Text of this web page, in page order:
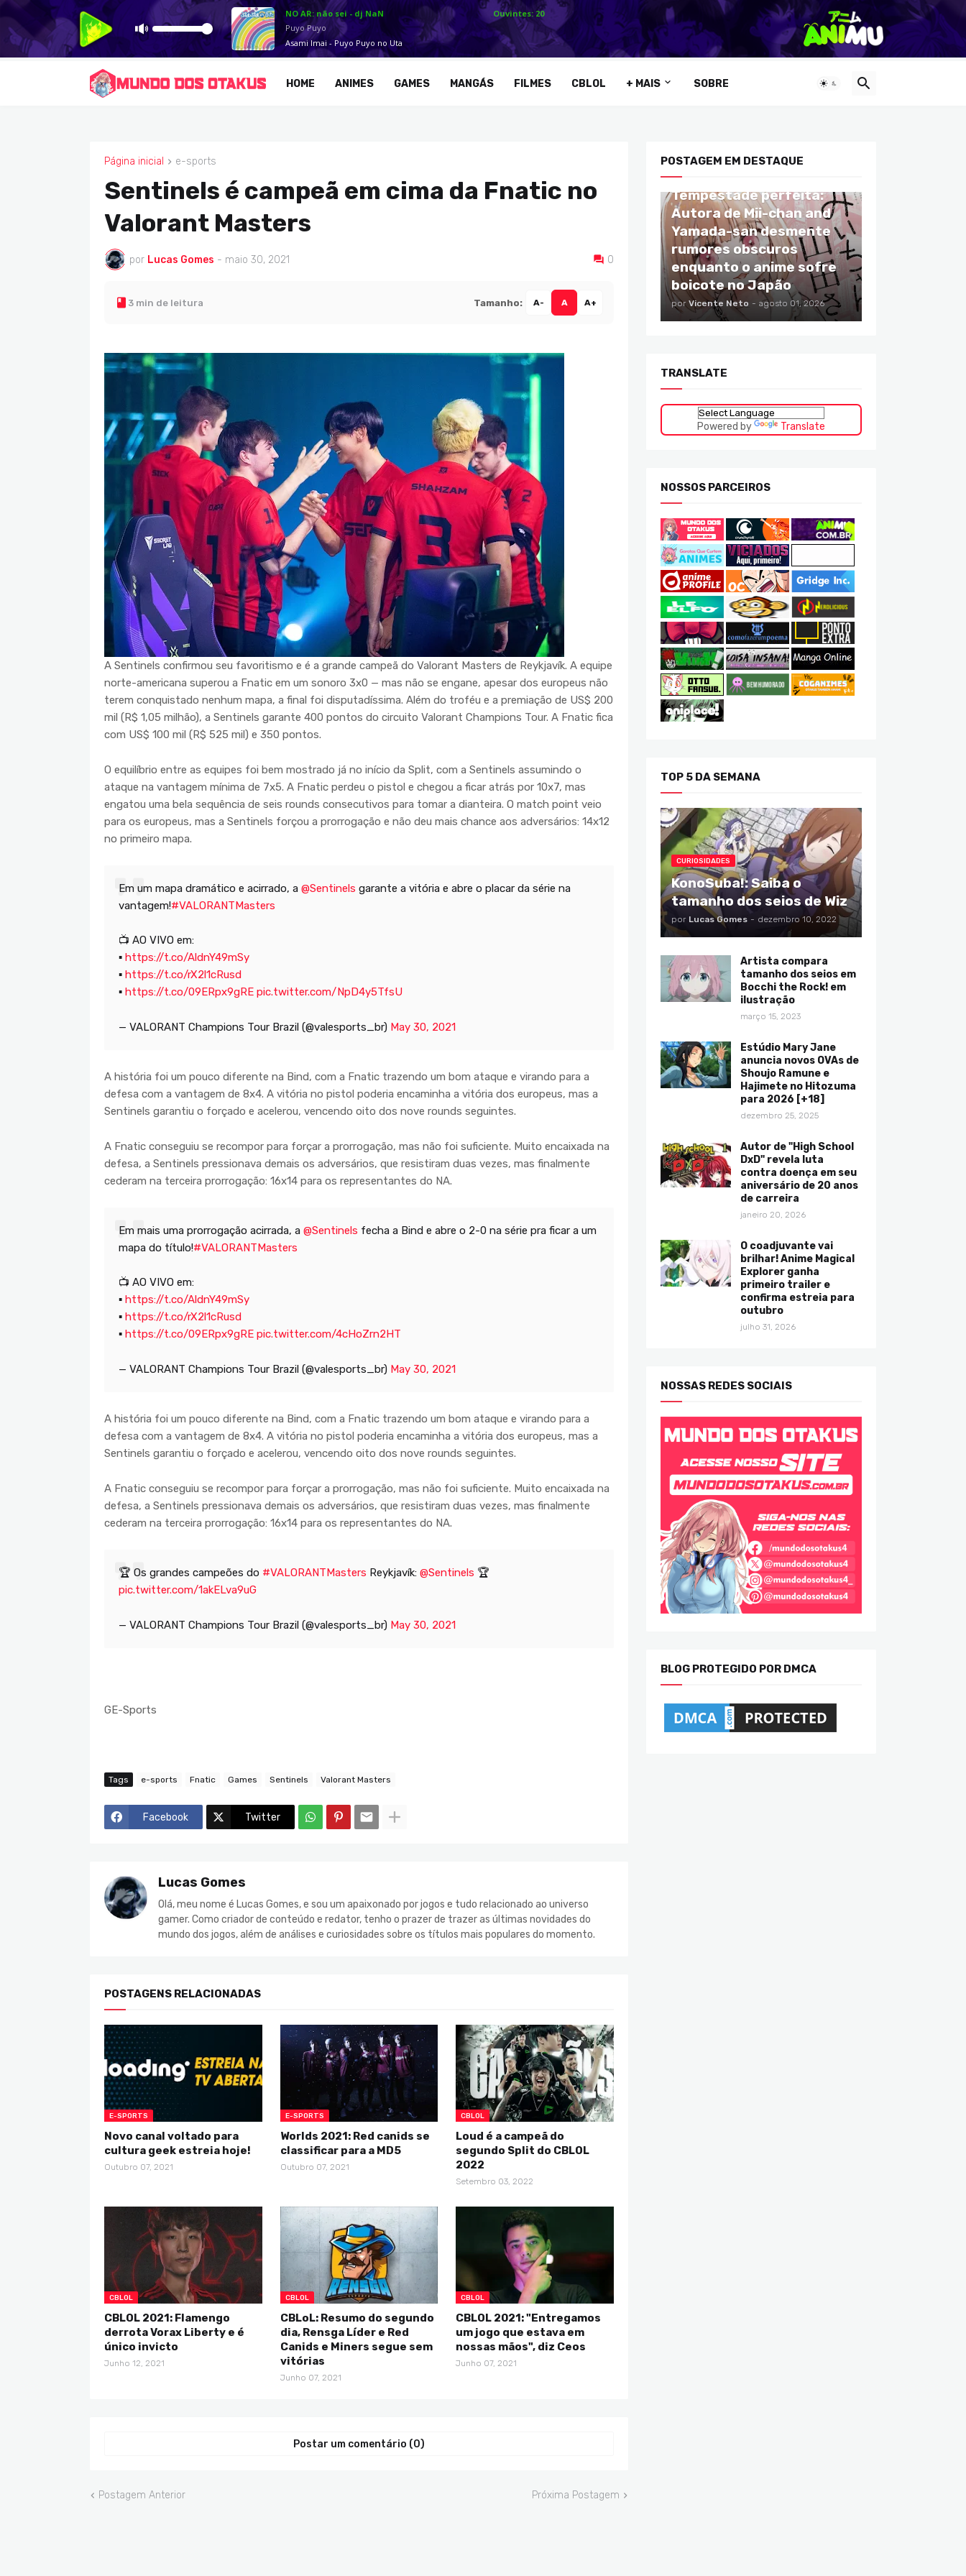
HOME ANIMES GAMES MANGÁS FILMES CBLOL + MAIS SOBRE
Página inicial e-sports
E-SPORTS
Sentinels é campeã em cima da Fnatic no
Valorant Masters
por Lucas Gomes - maio 30, 2021 0
3 min de leitura Tamanho: A- A A+
A Sentinels confirmou seu favoritismo e é a grande campeã do Valorant Masters de Reykjavík. A equipe
norte-americana superou a Fnatic em um sonoro 3x0 — mas não se engane, apesar dos europeus não
terem conquistado nenhum mapa, a final foi disputadíssima. Além do troféu e a premiação de US$ 200
mil (R$ 1,05 milhão), a Sentinels garante 400 pontos do circuito Valorant Champions Tour. A Fnatic fica
com US$ 100 mil (R$ 525 mil) e 350 pontos.
O equilíbrio entre as equipes foi bem mostrado já no início da Split, com a Sentinels assumindo o
ataque na vantagem mínima de 7x5. A Fnatic perdeu o pistol e chegou a ficar atrás por 10x7, mas
engatou uma bela sequência de seis rounds consecutivos para tomar a dianteira. O match point veio
para os europeus, mas a Sentinels forçou a prorrogação e não deu mais chance aos adversários: 14x12
no primeiro mapa.
Em um mapa dramático e acirrado, a @Sentinels garante a vitória e abre o placar da série na
vantagem!#VALORANTMasters
📺 AO VIVO em:
▪ https://t.co/AldnY49mSy
▪ https://t.co/rX2l1cRusd
▪ https://t.co/09ERpx9gRE pic.twitter.com/NpD4y5TfsU
— VALORANT Champions Tour Brazil (@valesports_br) May 30, 2021
A história foi um pouco diferente na Bind, com a Fnatic trazendo um bom ataque e virando para a
defesa com a vantagem de 8x4. A vitória no pistol poderia encaminha a vitória dos europeus, mas a
Sentinels garantiu o forçado e acelerou, vencendo oito dos nove rounds seguintes.
A Fnatic conseguiu se recompor para forçar a prorrogação, mas não foi suficiente. Muito encaixada na
defesa, a Sentinels pressionava demais os adversários, que resistiram duas vezes, mas finalmente
cederam na terceira prorrogação: 16x14 para os representantes do NA.
Em mais uma prorrogação acirrada, a @Sentinels fecha a Bind e abre o 2-0 na série pra ficar a um
mapa do título!#VALORANTMasters
📺 AO VIVO em:
▪ https://t.co/AldnY49mSy
▪ https://t.co/rX2l1cRusd
▪ https://t.co/09ERpx9gRE pic.twitter.com/4cHoZrn2HT
— VALORANT Champions Tour Brazil (@valesports_br) May 30, 2021
A história foi um pouco diferente na Bind, com a Fnatic trazendo um bom ataque e virando para a
defesa com a vantagem de 8x4. A vitória no pistol poderia encaminha a vitória dos europeus, mas a
Sentinels garantiu o forçado e acelerou, vencendo oito dos nove rounds seguintes.
A Fnatic conseguiu se recompor para forçar a prorrogação, mas não foi suficiente. Muito encaixada na
defesa, a Sentinels pressionava demais os adversários, que resistiram duas vezes, mas finalmente
cederam na terceira prorrogação: 16x14 para os representantes do NA.
🏆 Os grandes campeões do #VALORANTMasters Reykjavík: @Sentinels 🏆
pic.twitter.com/1akELva9uG
— VALORANT Champions Tour Brazil (@valesports_br) May 30, 2021
GE-Sports
Tags e-sports Fnatic Games Sentinels Valorant Masters
Facebook Twitter
Lucas Gomes
Olá, meu nome é Lucas Gomes, e sou um apaixonado por jogos e tudo relacionado ao universo
gamer. Como criador de conteúdo e redator, tenho o prazer de trazer as últimas novidades do
mundo dos jogos, além de análises e curiosidades sobre os títulos mais populares do momento.
POSTAGENS RELACIONADAS
E-SPORTS
Novo canal voltado para
cultura geek estreia hoje!
Outubro 07, 2021
E-SPORTS
Worlds 2021: Red canids se
classificar para a MD5
Outubro 07, 2021
CBLOL
Loud é a campeã do
segundo Split do CBLOL
2022
Setembro 03, 2022
CBLOL
CBLOL 2021: Flamengo
derrota Vorax Liberty e é
único invicto
Junho 12, 2021
CBLOL
CBLoL: Resumo do segundo
dia, Rensga Líder e Red
Canids e Miners segue sem
vitórias
Junho 07, 2021
CBLOL
CBLOL 2021: "Entregamos
um jogo que estava em
nossas mãos", diz Ceos
Junho 07, 2021
Postar um comentário (0)
Postagem Anterior Próxima Postagem
POSTAGEM EM DESTAQUE
Tempestade perfeita:
Autora de Mii-chan and
Yamada-san desmente
rumores obscuros
enquanto o anime sofre
boicote no Japão
por Vicente Neto - agosto 01, 2026
TRANSLATE
Powered by Translate
NOSSOS PARCEIROS
TOP 5 DA SEMANA
CURIOSIDADES
KonoSuba!: Saiba o
tamanho dos seios de Wiz
por Lucas Gomes - dezembro 10, 2022
Artista compara
tamanho dos seios em
Bocchi the Rock! em
ilustração
março 15, 2023
Estúdio Mary Jane
anuncia novos OVAs de
Shoujo Ramune e
Hajimete no Hitozuma
para 2026 [+18]
dezembro 25, 2025
Autor de "High School
DxD" revela luta
contra doença em seu
aniversário de 20 anos
de carreira
janeiro 20, 2026
O coadjuvante vai
brilhar! Anime Magical
Explorer ganha
primeiro trailer e
confirma estreia para
outubro
julho 31, 2026
NOSSAS REDES SOCIAIS
BLOG PROTEGIDO POR DMCA